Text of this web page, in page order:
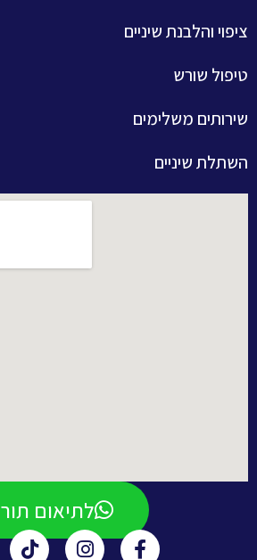
ציפוי והלבנת שיניים
טיפול שורש
שירותים משלימים
השתלת שיניים
לתיאום תור